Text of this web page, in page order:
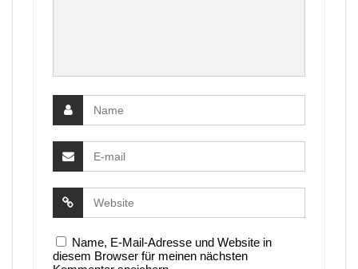
Name, E-Mail-Adresse und Website in
diesem Browser für meinen nächsten